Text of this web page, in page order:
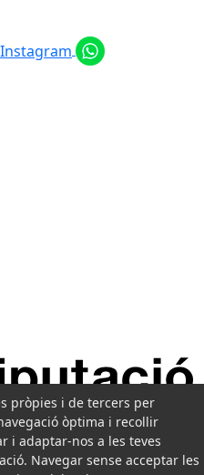
pròpies i de tercers per
òptima i recollir
i adaptar-nos a les teves
Navegar sense acceptar les